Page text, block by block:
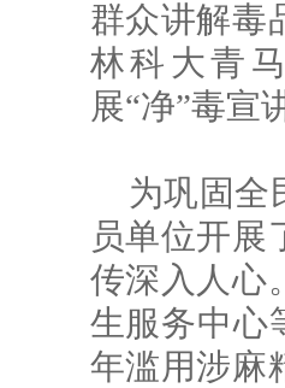
群众讲解毒
林科大青
展“净”毒宣
为巩固全
员单位开展
传深入人心
生服务中心
年滥用涉麻